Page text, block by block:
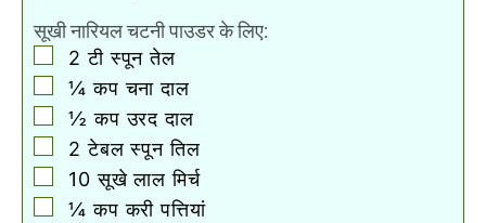
सूखी नारियल चटनी पाउडर के लिए:
▢
2 टी स्पूनतेल
▢
¼ कप चना दाल
▢
½ कप उरद दाल
▢
2 टेबल स्पून तिल
▢
10 सूखे लाल मिर्च
▢
¼ कप करी पत्तियां